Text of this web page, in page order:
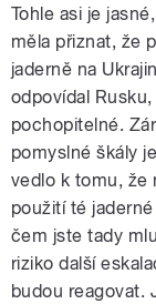
Tohle asi je
měla přiznat, že
jaderně na
odpovídal
pochopitelné.
pomyslné škály
vedlo k tomu, že
použití té
čem jste tady
riziko další
budou reagovat.